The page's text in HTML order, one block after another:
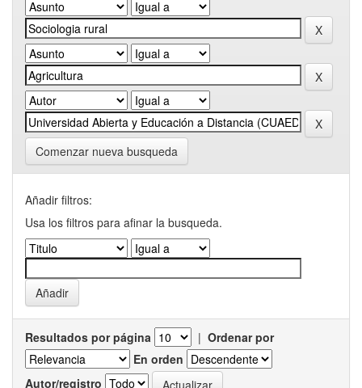
Comenzar nueva busqueda
Añadir filtros:
Usa los filtros para afinar la busqueda.
Resultados por página | Ordenar por
En orden
Autor/registro